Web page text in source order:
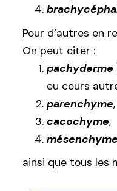
Pour d’autres en
On peut citer :
pachyderme
eu cours
parenchyme,
cacochyme,
mésenchyme
ainsi que tous les